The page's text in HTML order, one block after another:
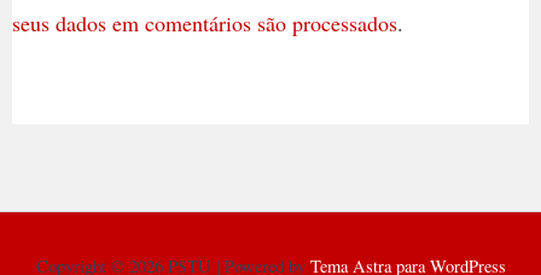
seus dados em comentários são processados.
Copyright © 2026 PSTU | Powered by Tema Astra para WordPress